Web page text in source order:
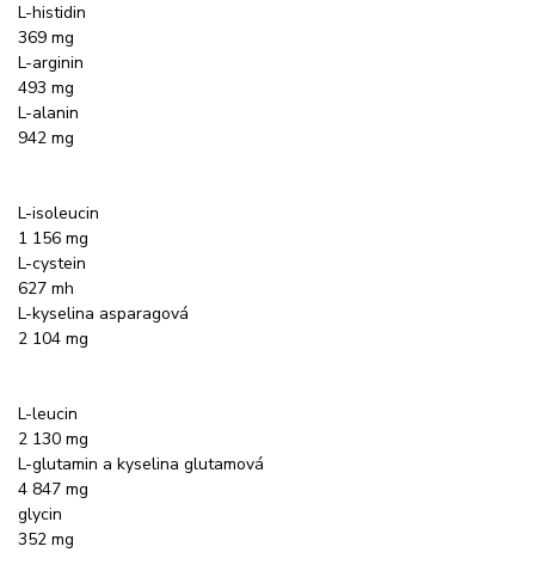
L-histidin
369 mg
L-arginin
493 mg
L-alanin
942 mg
L-isoleucin
1 156 mg
L-cystein
627 mh
L-kyselina asparagová
2 104 mg
L-leucin
2 130 mg
L-glutamin a kyselina glutamová
4 847 mg
glycin
352 mg